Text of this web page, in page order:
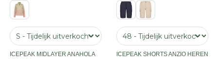
ICEPEAK MIDLAYER ANAHOLA
ICEPEAK SHORTS ANZIO HEREN